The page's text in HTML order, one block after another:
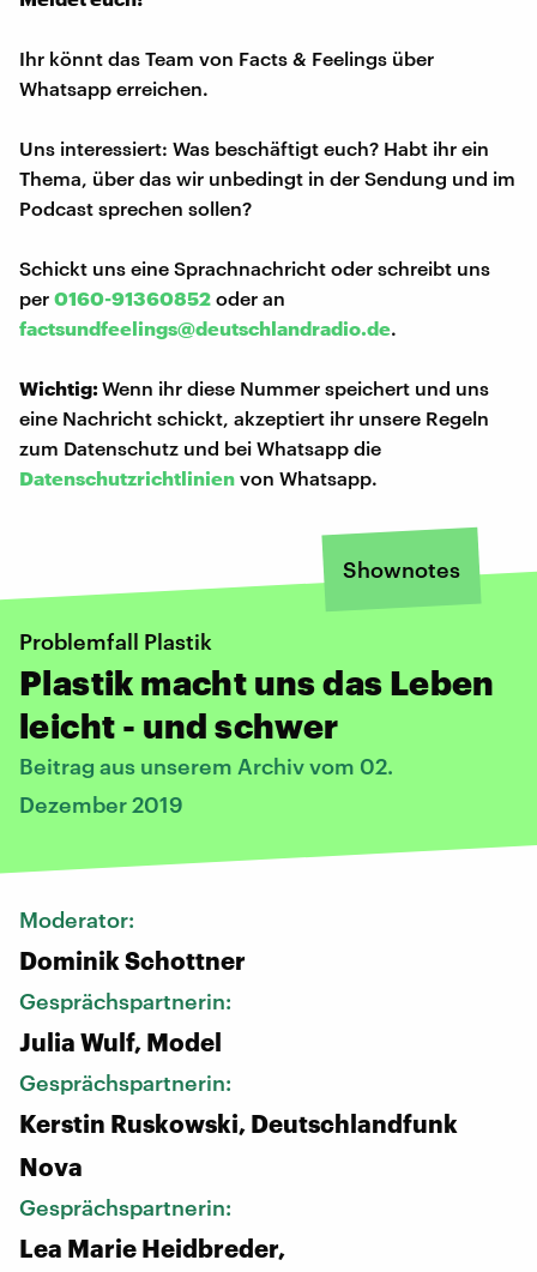
Ihr könnt das Team von Facts & Feelings über
Whatsapp erreichen.
Uns interessiert: Was beschäftigt euch? Habt ihr ein
Thema, über das wir unbedingt in der Sendung und im
Podcast sprechen sollen?
Schickt uns eine Sprachnachricht oder schreibt uns
per 0160-91360852 oder an
factsundfeelings@deutschlandradio.de.
Wichtig:Wenn ihr diese Nummer speichert und uns
eine Nachricht schickt, akzeptiert ihr unsere Regeln
zum Datenschutz und bei Whatsapp die
Datenschutzrichtlinien von Whatsapp.
Shownotes
Problemfall Plastik
Plastik macht uns das Leben
leicht - und schwer
Beitrag aus unserem Archiv vom 02.
Dezember 2019
Moderator:
Dominik Schottner
Gesprächspartnerin:
Julia Wulf, Model
Gesprächspartnerin:
Kerstin Ruskowski, Deutschlandfunk
Nova
Gesprächspartnerin:
Lea Marie Heidbreder,